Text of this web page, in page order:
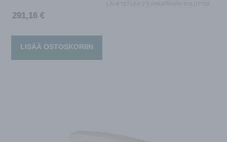
LÄHETETÄÄN 2-5 ARKIPÄIVÄN KULUTTUA
291,16 €
LISÄÄ OSTOSKORIIN